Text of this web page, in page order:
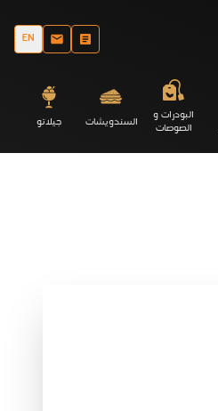
EN
البودرات و
الصوصات السندويشات جيلاتو